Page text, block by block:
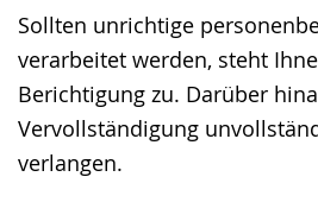
Sollten unrichtige
verarbeitet werden, steht
Berichtigung zu. Darüber
Vervollständigung
verlangen.